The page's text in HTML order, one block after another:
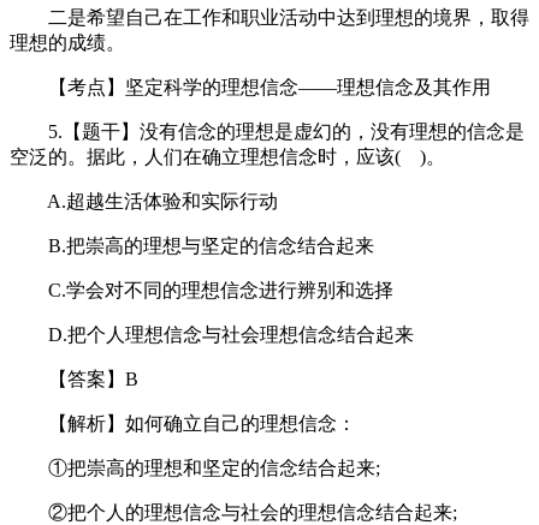
二是希望自己在工作和职业活动中达到理想的境界，取得
理想的成绩。
【考点】坚定科学的理想信念——理想信念及其作用
5.【题干】没有信念的理想是虚幻的，没有理想的信念是
空泛的。据此，人们在确立理想信念时，应该( )。
A.超越生活体验和实际行动
B.把崇高的理想与坚定的信念结合起来
C.学会对不同的理想信念进行辨别和选择
D.把个人理想信念与社会理想信念结合起来
【答案】B
【解析】如何确立自己的理想信念：
①把崇高的理想和坚定的信念结合起来;
②把个人的理想信念与社会的理想信念结合起来;